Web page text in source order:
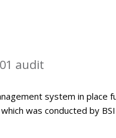
audit
system in place
was conducted by